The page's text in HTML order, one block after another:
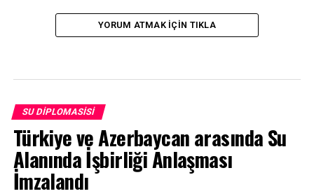
YORUM ATMAK IÇIN TIKLA
SU DIPLOMASISI
Türkiye ve Azerbaycan arasında Su
Alanında İşbirliği Anlaşması
İmzalandı